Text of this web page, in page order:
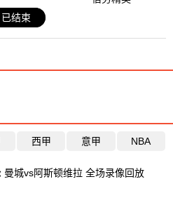
已结束
西甲 意甲 NBA
城vs阿斯顿维拉 全场录像回放